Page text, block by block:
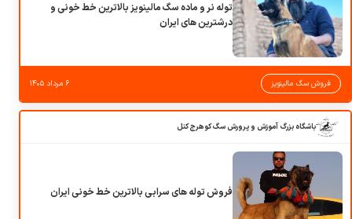
توله نر و ماده سگ مالینویز بالاترین خط خونی و
درشترین های ایران
فروش سگ مالینویز ۶ مرداد ۱۴۰۵
باشگاه بزرگ آموزش و پرورش سگ کوهرج کنل
فروش توله های سرابی بالاترین خط خونی ایران